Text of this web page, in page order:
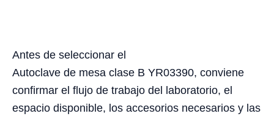
Antes de seleccionar el
Autoclave de mesa clase B YR03390, conviene
confirmar el flujo de trabajo del laboratorio, el
espacio disponible, los accesorios necesarios y las